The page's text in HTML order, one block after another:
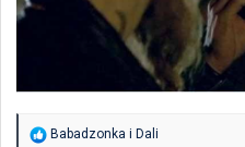
R
Babadzonka i Dali